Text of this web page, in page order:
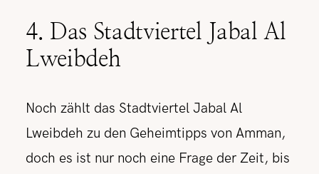
4. Das Stadtviertel Jabal Al
Lweibdeh
Noch zählt das Stadtviertel Jabal Al
Lweibdeh zu den Geheimtipps von Amman,
doch es ist nur noch eine Frage der Zeit, bis